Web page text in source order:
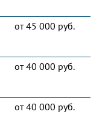
от 45 000 руб.
от 40 000 руб.
от 40 000 руб.